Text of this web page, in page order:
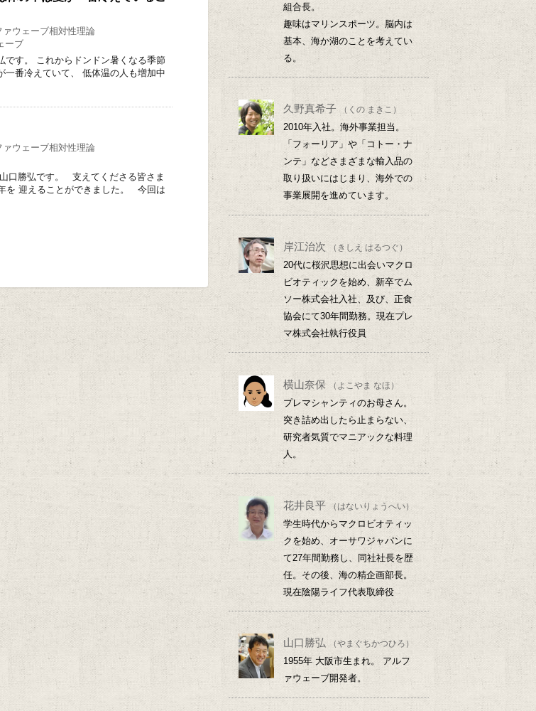
ァウェーブ相対性理論
ーブ
です。 これからドンドン暑くなる季節
番冷えていて、 低体温の人も増加中
ァウェーブ相対性理論
口勝弘です。 支えてくださる皆さま
を 迎えることができました。 今回は
組合長。
趣味はマリンスポーツ。脳内は
基本、海か湖のことを考えてい
る。
久野真希子 （くの まきこ）
2010年入社。海外事業担当。
「フォーリア」や「コトー・ナ
ンテ」などさまざまな輸入品の
取り扱いにはじまり、海外での
事業展開を進めています。
岸江治次 （きしえ はるつぐ）
20代に桜沢思想に出会いマクロ
ビオティックを始め、新卒でム
ソー株式会社入社、及び、正食
協会にて30年間勤務。現在プレ
マ株式会社執行役員
横山奈保 （よこやま なほ）
プレマシャンティのお母さん。
突き詰め出したら止まらない、
研究者気質でマニアックな料理
人。
花井良平 （はないりょうへい）
学生時代からマクロビオティッ
クを始め、オーサワジャパンに
て27年間勤務し、同社社長を歴
任。その後、海の精企画部長。
現在陰陽ライフ代表取締役
山口勝弘 （やまぐちかつひろ）
1955年 大阪市生まれ。 アルフ
ァウェーブ開発者。